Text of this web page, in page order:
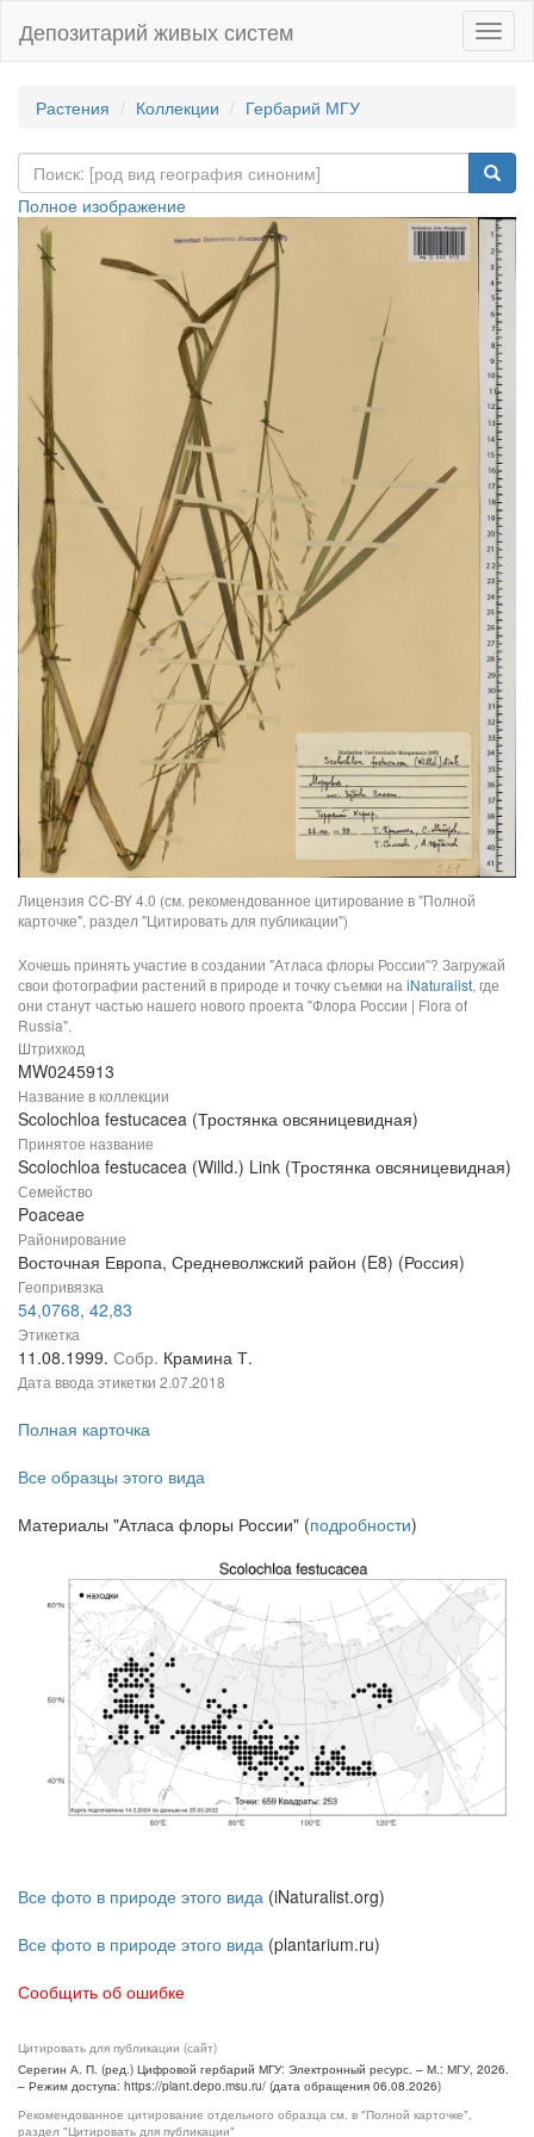
Депозитарий живых систем
Растения Коллекции Гербарий МГУ
Полное изображение
Лицензия CC-BY 4.0 (см. рекомендованное цитирование в "Полной
карточке", раздел "Цитировать для публикации")
Хочешь принять участие в создании "Атласа флоры России"? Загружай
свои фотографии растений в природе и точку съемки на iNaturalist, где
они станут частью нашего нового проекта "Флора России | Flora of
Russia".
Штрихкод
MW0245913
Название в коллекции
Scolochloa festucacea (Тростянка овсяницевидная)
Принятое название
Scolochloa festucacea (Willd.) Link (Тростянка овсяницевидная)
Семейство
Poaceae
Районирование
Восточная Европа, Средневолжский район (E8) (Россия)
Геопривязка
54,0768, 42,83
Этикетка
11.08.1999. Собр. Крамина Т.
Дата ввода этикетки 2.07.2018
Полная карточка
Все образцы этого вида
Материалы "Атласа флоры России" (подробности)
Все фото в природе этого вида (iNaturalist.org)
Все фото в природе этого вида (plantarium.ru)
Сообщить об ошибке
Цитировать для публикации (сайт)
Серегин А. П. (ред.) Цифровой гербарий МГУ: Электронный ресурс. – М.: МГУ, 2026.
– Режим доступа: https://plant.depo.msu.ru/ (дата обращения 06.08.2026)
Рекомендованное цитирование отдельного образца см. в "Полной карточке",
раздел "Цитировать для публикации"